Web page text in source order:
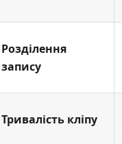
Розділення
запису
Тривалість кліпу